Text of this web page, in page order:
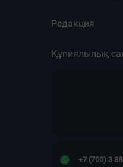
Редакция
Құпиялылық
+7 (700) 3